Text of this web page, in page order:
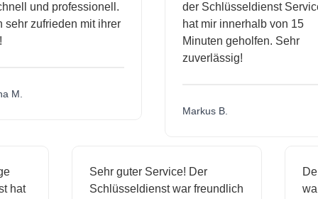
und professionell.
zufrieden mit ihrer
der Schlüsseldienst Service
hat mir innerhalb von 15
Minuten geholfen. Sehr
zuverlässig!
Markus B.
hat
Sehr guter Service! Der
Schlüsseldienst war freundlich